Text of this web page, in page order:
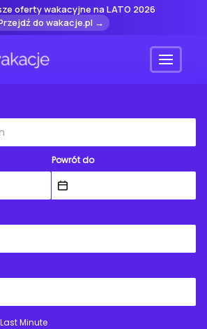
oferty wakacyjne na LATO 2026
do wakacje.pl →
Menu
Powrót do
Last Minute